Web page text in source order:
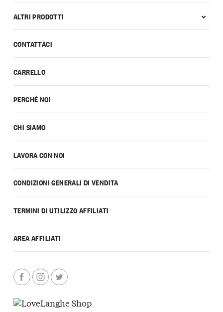
CONTATTACI
CARRELLO
PERCHÉ NOI
CHI SIAMO
LAVORA CON NOI
CONDIZIONI GENERALI DI VENDITA
TERMINI DI UTILIZZO AFFILIATI
AREA AFFILIATI
ALTRI PRODOTTI